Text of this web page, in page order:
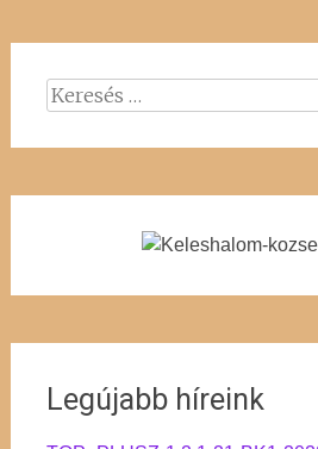
Keresés:
Legújabb híreink